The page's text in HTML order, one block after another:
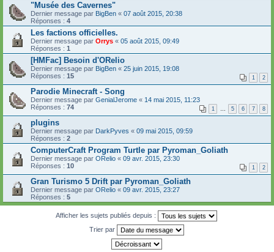
"Musée des Cavernes"
Dernier message par BigBen « 07 août 2015, 20:38
Réponses : 4
Les factions officielles.
Dernier message par Orrys « 05 août 2015, 09:49
Réponses : 1
[HMFac] Besoin d'ORelio
Dernier message par BigBen « 25 juin 2015, 19:08
Réponses : 15 1 2
Parodie Minecraft - Song
Dernier message par GenialJerome « 14 mai 2015, 11:23
Réponses : 74 1 … 5 6 7 8
plugins
Dernier message par DarkPyves « 09 mai 2015, 09:59
Réponses : 2
ComputerCraft Program Turtle par Pyroman_Goliath
Dernier message par ORelio « 09 avr. 2015, 23:30
Réponses : 10 1 2
Gran Turismo 5 Drift par Pyroman_Goliath
Dernier message par ORelio « 09 avr. 2015, 23:27
Réponses : 5
Afficher les sujets publiés depuis :
Trier par